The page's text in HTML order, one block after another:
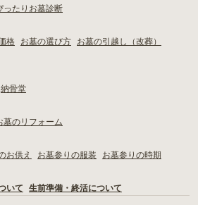
ったりお墓診断
格 お墓の選び方
お墓の引越し（改葬）
納骨堂
墓のリフォーム
お供え お墓参りの服装
お墓参りの時期
いて 生前準備・終活について